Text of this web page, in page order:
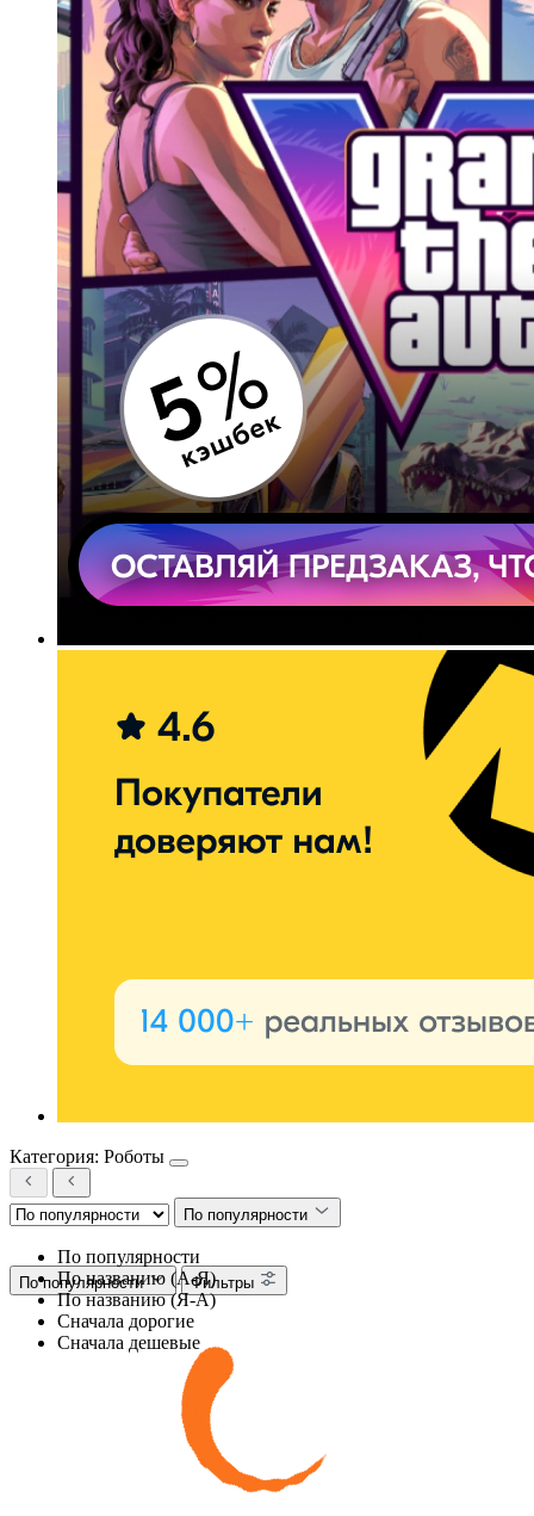
Категория: Роботы
По популярности
По популярности
По названию (А-Я)
По названию (Я-А)
Сначала дорогие
Сначала дешевые
По популярности Фильтры